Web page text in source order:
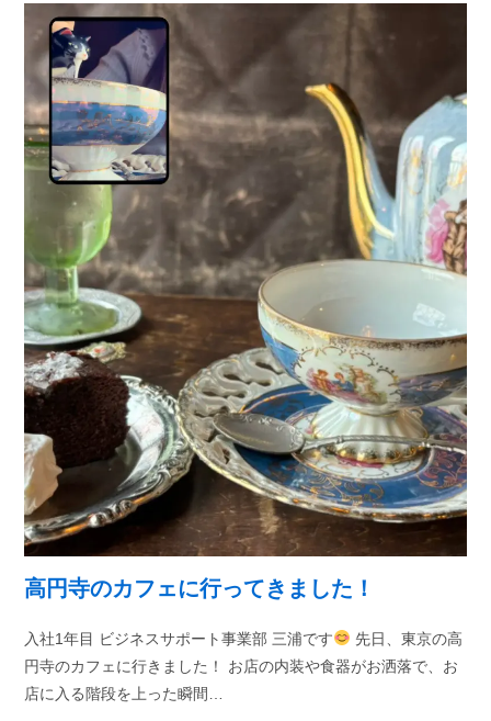
高円寺のカフェに行ってきました！
入社1年目 ビジネスサポート事業部 三浦です
先日、東京の高
円寺のカフェに行きました！ お店の内装や食器がお洒落で、お
店に入る階段を上った瞬間…